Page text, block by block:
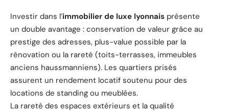
Investir dans l’immobilier de luxe lyonnais présente
un double avantage : conservation de valeur grâce au
prestige des adresses, plus-value possible par la
rénovation ou la rareté (toits-terrasses, immeubles
anciens haussmanniens). Les quartiers prisés
assurent un rendement locatif soutenu pour des
locations de standing ou meublées.
La rareté des espaces extérieurs et la qualité